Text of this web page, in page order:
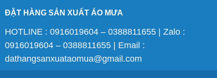
ĐẶT HÀNG SẢN XUẤT ÁO MƯA
HOTLINE : 0916019604 – 0388811655 | Zalo :
0916019604 – 0388811655 | Email :
dathangsanxuataomua@gmail.com